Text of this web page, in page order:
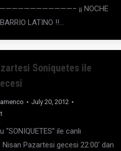
¡¡ NOCHE
LATINO !!…
Soniquetes ile
July 20, 2012
ile canlı
Pazartesi gecesi 22:00′ dan